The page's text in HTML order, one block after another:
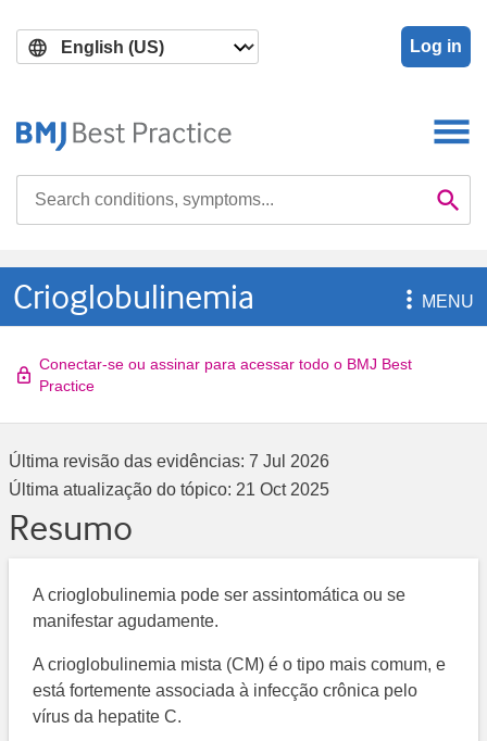
main
search
Log in

Crioglobulinemia MENU
Conectar-se ou assinar para acessar todo o BMJ Best
Practice
Última revisão das evidências: 7 Jul 2026
Última atualização do tópico: 21 Oct 2025
Resumo
A crioglobulinemia pode ser assintomática ou se
manifestar agudamente.
A crioglobulinemia mista (CM) é o tipo mais comum, e
está fortemente associada à infecção crônica pelo
vírus da hepatite C.